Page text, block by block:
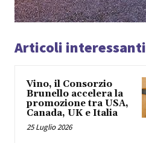
Articoli interessanti
Vino, il Consorzio
Brunello accelera la
promozione tra USA,
Canada, UK e Italia
25 Luglio 2026